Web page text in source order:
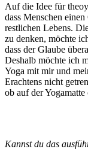
Auf die Idee für
dass Menschen
restlichen Lebens.
zu denken, möchte
dass der Glaube
Deshalb möchte ich
Yoga mit mir und
Erachtens nicht
ob auf der Yogamatte
Kannst du das